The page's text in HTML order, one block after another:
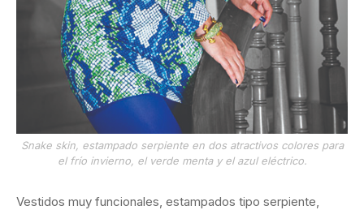
Snake skin, estampado serpiente en dos atractivos colores para
el frío invierno, el verde menta y el azul eléctrico.
Vestidos muy funcionales, estampados tipo serpiente,